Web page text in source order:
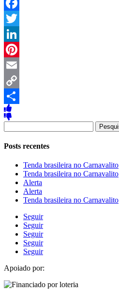
WhatsApp
Facebook
Twitter
LinkedIn
Pinterest
Email
Copy
Link
Share
por:
Posts recentes
Tenda brasileira no Carnavalito
Tenda brasileira no Carnavalito
Alerta
Alerta
Tenda brasileira no Carnavalito
Seguir
Seguir
Seguir
Seguir
Seguir
Apoiado por: